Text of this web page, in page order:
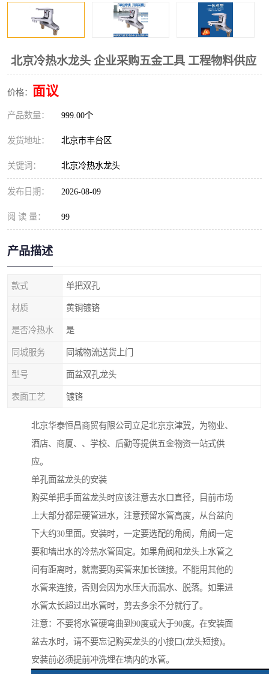
北京冷热水龙头 企业采购五金工具 工程物料供应
价格： 面议
产品数量： 999.00个
发货地址： 北京市丰台区
关键词： 北京冷热水龙头
发布日期： 2026-08-09
阅 读 量： 99
产品描述
款式 单把双孔
材质 黄铜镀铬
是否冷热水 是
同城服务 同城物流送货上门
型号 面盆双孔龙头
表面工艺 镀铬
北京华泰恒昌商贸有限公司立足北京京津冀，为物业、
酒店、商厦、、学校、后勤等提供五金物资一站式供
应。
单孔面盆龙头的安装
购买单把手面盆龙头时应该注意去水口直径，目前市场
上大部分都是硬管进水，注意预留水管高度，从台盆向
下大约30里面。安装时，一定要选配的角阀，角阀一定
要和墙出水的冷热水管固定。如果角阀和龙头上水管之
间有距离时，就需要购买管来加长链接。不能用其他的
水管来连接，否则会因为水压大而漏水、脱落。如果进
水管太长超过出水管时，剪去多余不分就行了。
注意：不要将水管硬弯曲到90度或大于90度。在安装面
盆去水时，请不要忘记购买龙头的小接口(龙头短接)。
安装前必须提前冲洗埋在墙内的水管。